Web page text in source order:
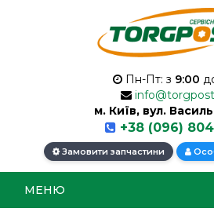
Пн-Пт: з 9:00
м. Київ, вул.
+38 (096)
Замовити запчастини
МЕНЮ